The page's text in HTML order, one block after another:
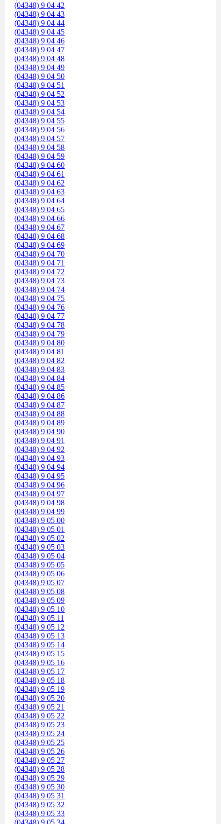
(04348) 9 04 42
(04348) 9 04 43
(04348) 9 04 44
(04348) 9 04 45
(04348) 9 04 46
(04348) 9 04 47
(04348) 9 04 48
(04348) 9 04 49
(04348) 9 04 50
(04348) 9 04 51
(04348) 9 04 52
(04348) 9 04 53
(04348) 9 04 54
(04348) 9 04 55
(04348) 9 04 56
(04348) 9 04 57
(04348) 9 04 58
(04348) 9 04 59
(04348) 9 04 60
(04348) 9 04 61
(04348) 9 04 62
(04348) 9 04 63
(04348) 9 04 64
(04348) 9 04 65
(04348) 9 04 66
(04348) 9 04 67
(04348) 9 04 68
(04348) 9 04 69
(04348) 9 04 70
(04348) 9 04 71
(04348) 9 04 72
(04348) 9 04 73
(04348) 9 04 74
(04348) 9 04 75
(04348) 9 04 76
(04348) 9 04 77
(04348) 9 04 78
(04348) 9 04 79
(04348) 9 04 80
(04348) 9 04 81
(04348) 9 04 82
(04348) 9 04 83
(04348) 9 04 84
(04348) 9 04 85
(04348) 9 04 86
(04348) 9 04 87
(04348) 9 04 88
(04348) 9 04 89
(04348) 9 04 90
(04348) 9 04 91
(04348) 9 04 92
(04348) 9 04 93
(04348) 9 04 94
(04348) 9 04 95
(04348) 9 04 96
(04348) 9 04 97
(04348) 9 04 98
(04348) 9 04 99
(04348) 9 05 00
(04348) 9 05 01
(04348) 9 05 02
(04348) 9 05 03
(04348) 9 05 04
(04348) 9 05 05
(04348) 9 05 06
(04348) 9 05 07
(04348) 9 05 08
(04348) 9 05 09
(04348) 9 05 10
(04348) 9 05 11
(04348) 9 05 12
(04348) 9 05 13
(04348) 9 05 14
(04348) 9 05 15
(04348) 9 05 16
(04348) 9 05 17
(04348) 9 05 18
(04348) 9 05 19
(04348) 9 05 20
(04348) 9 05 21
(04348) 9 05 22
(04348) 9 05 23
(04348) 9 05 24
(04348) 9 05 25
(04348) 9 05 26
(04348) 9 05 27
(04348) 9 05 28
(04348) 9 05 29
(04348) 9 05 30
(04348) 9 05 31
(04348) 9 05 32
(04348) 9 05 33
(04348) 9 05 34